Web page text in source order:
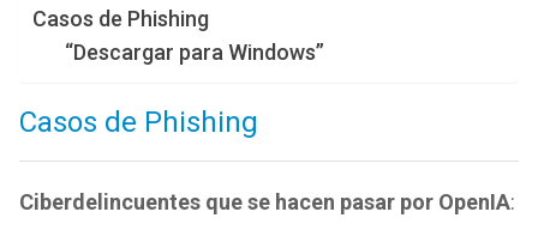
Casos de Phishing
“Descargar para Windows”
Casos de Phishing
Ciberdelincuentes que se hacen pasar por OpenIA: